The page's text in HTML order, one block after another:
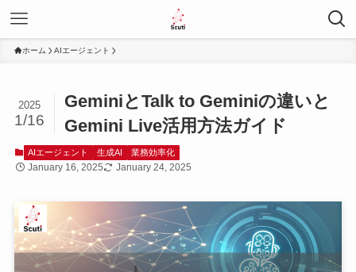
ホーム AIエージェント
GeminiとTalk to Geminiの違いと
Gemini Live活用方法ガイド
2025
1/16
AIエージェント 生成AI 業務効率化
January 16, 2025 January 24, 2025